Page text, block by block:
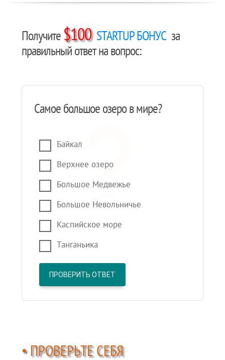
Получите $100 STARTUP БОНУС за
правильный ответ на вопрос:
Самое большое озеро в мире?
Байкал
Верхнее озеро
Большое Медвежье
Большое Невольничье
Каспийское море
Танганьика
ПРОВЕРИТЬ ОТВЕТ
• ПРОВЕРЬТЕ СЕБЯ